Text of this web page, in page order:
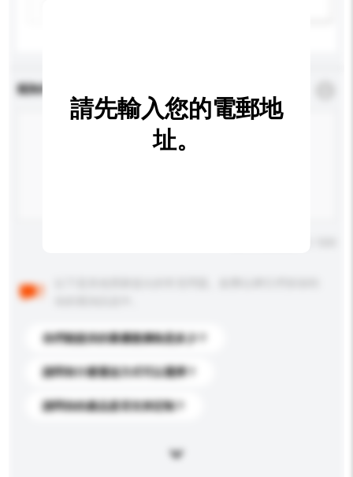
查詢內容
你們能提供的最優惠價格是多少？
請問有什麼運送方式可以選擇？
請問你的產品是否支持定制？
請先輸入您的電郵地
址。